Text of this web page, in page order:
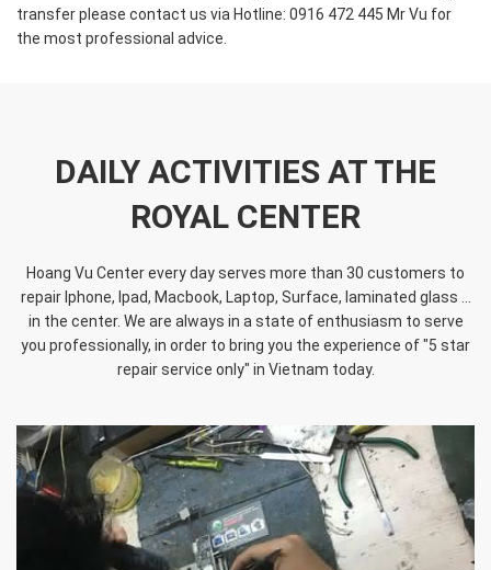
transfer please contact us via Hotline: 0916 472 445 Mr Vu for
the most professional advice.
DAILY ACTIVITIES AT THE
ROYAL CENTER
Hoang Vu Center every day serves more than 30 customers to
repair Iphone, Ipad, Macbook, Laptop, Surface, laminated glass ...
in the center. We are always in a state of enthusiasm to serve
you professionally, in order to bring you the experience of "5 star
repair service only" in Vietnam today.